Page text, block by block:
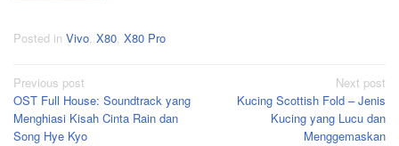
Posted in Vivo X80 X80 Pro
Post
navigation
Previous post
OST Full House: Soundtrack yang
Menghiasi Kisah Cinta Rain dan
Song Hye Kyo
Next post
Kucing Scottish Fold – Jenis
Kucing yang Lucu dan
Menggemaskan